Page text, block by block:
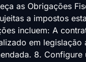
as Obrigações
a impostos
incluem: A
em legislação
8. Configure